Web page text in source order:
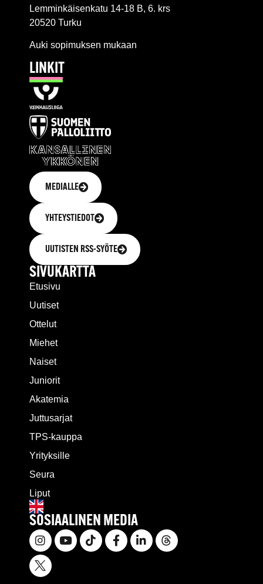
Lemminkäisenkatu 14-18 B, 6. krs
20520 Turku
Auki sopimuksen mukaan
LINKIT
MEDIALLE
YHTEYSTIEDOT
UUTISTEN RSS-SYÖTE
SIVUKARTTA
Etusivu
Uutiset
Ottelut
Miehet
Naiset
Juniorit
Akatemia
Juttusarjat
TPS-kauppa
Yrityksille
Seura
Liput
SOSIAALINEN MEDIA